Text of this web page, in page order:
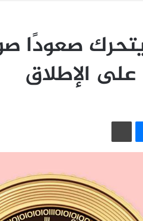
يتحرك صعودًا
الإطلاق
ماسنجر طباعة